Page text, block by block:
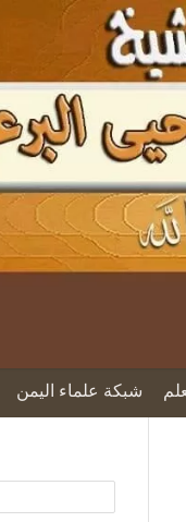
شبكة علماء اليمن